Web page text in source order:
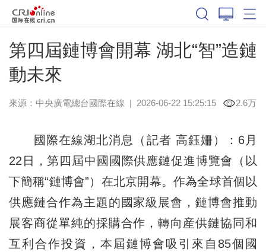
第四屆鏈博會開幕 湖北“智”造鏈
動未來
來源：中央廣電總台國際在線 | 2026-06-22 15:25:15 2.6万
國際在線湖北消息（記者 高鈺姍）：6月
22日，第四屆中國國際供應鏈促進博覽會（以
下簡稱“鏈博會”）在北京開幕。作為全球首個以
供應鏈合作為主題的國家級展會，鏈博會推動
展客商從單純的採購合作，轉向産供鏈協同和
互利合作投資，本屆鏈博會吸引來自85個國